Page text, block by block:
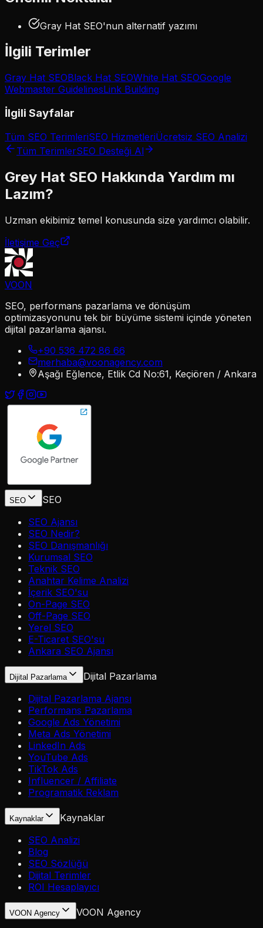
Gray Hat SEO'nun alternatif yazımı
İlgili Terimler
Gray Hat SEOBlack Hat SEOWhite Hat SEOGoogle
Webmaster GuidelinesLink Building
İlgili Sayfalar
Tüm SEO TerimleriSEO HizmetleriÜcretsiz SEO Analizi
Tüm TerimlerSEO Desteği Al
Grey Hat SEO Hakkında Yardım mı
Lazım?
Uzman ekibimiz temel konusunda size yardımcı olabilir.
İletişime Geç
VOON
SEO, performans pazarlama ve dönüşüm
optimizasyonunu tek bir büyüme sistemi içinde yöneten
dijital pazarlama ajansı.
+90 536 472 86 66
merhaba@voonagency.com
Aşağı Eğlence, Etlik Cd No:61, Keçiören / Ankara
SEO
SEO
SEO Ajansı
SEO Nedir?
SEO Danışmanlığı
Kurumsal SEO
Teknik SEO
Anahtar Kelime Analizi
İçerik SEO'su
On-Page SEO
Off-Page SEO
Yerel SEO
E-Ticaret SEO'su
Ankara SEO Ajansı
Dijital Pazarlama
Dijital Pazarlama
Dijital Pazarlama Ajansı
Performans Pazarlama
Google Ads Yönetimi
Meta Ads Yönetimi
LinkedIn Ads
YouTube Ads
TikTok Ads
Influencer / Affiliate
Programatik Reklam
Kaynaklar
Kaynaklar
SEO Analizi
Blog
SEO Sözlüğü
Dijital Terimler
ROI Hesaplayıcı
VOON Agency VOON Agency